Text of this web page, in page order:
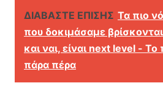
ΔΙΑΒΑΣΤΕ ΕΠΙΣΗΣ Τα πιο
που δοκιμάσαμε
και ναι, είναι next level -
πάρα πέρα